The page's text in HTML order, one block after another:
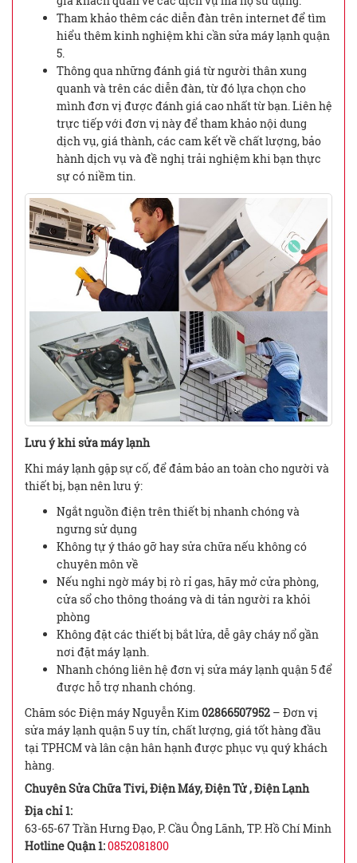
Tham khảo thêm các diễn đàn trên internet để tìm
hiểu thêm kinh nghiệm khi cần sửa máy lạnh quận
5.
Thông qua những đánh giá từ người thân xung
quanh và trên các diễn đàn, từ đó lựa chọn cho
mình đơn vị được đánh giá cao nhất từ bạn. Liên hệ
trực tiếp với đơn vị này để tham khảo nội dung
dịch vụ, giá thành, các cam kết về chất lượng, bảo
hành dịch vụ và đề nghị trải nghiệm khi bạn thực
sự có niềm tin.
Lưu ý khi sửa máy lạnh
Khi máy lạnh gặp sự cố, để đảm bảo an toàn cho người và
thiết bị, bạn nên lưu ý:
Ngắt nguồn điện trên thiết bị nhanh chóng và
ngưng sử dụng
Không tự ý tháo gỡ hay sửa chữa nếu không có
chuyên môn về
Nếu nghi ngờ máy bị rò rỉ gas, hãy mở cửa phòng,
cửa sổ cho thông thoáng và di tản người ra khỏi
phòng
Không đặt các thiết bị bắt lửa, dễ gây cháy nổ gần
nơi đặt máy lạnh.
Nhanh chóng liên hệ đơn vị sửa máy lạnh quận 5 để
được hỗ trợ nhanh chóng.
Chăm sóc Điện máy Nguyễn Kim02866507952 – Đơn vị
sửa máy lạnh quận 5 uy tín, chất lượng, giá tốt hàng đầu
tại TPHCM và lân cận hân hạnh được phục vụ quý khách
hàng.
Chuyên Sửa Chữa Tivi, Điện Máy, Điện Tử , Điện Lạnh
Địa chỉ 1:
63-65-67 Trần Hưng Đạo, P. Cầu Ông Lãnh, TP. Hồ Chí Minh
Hotline Quận 1:0852081800